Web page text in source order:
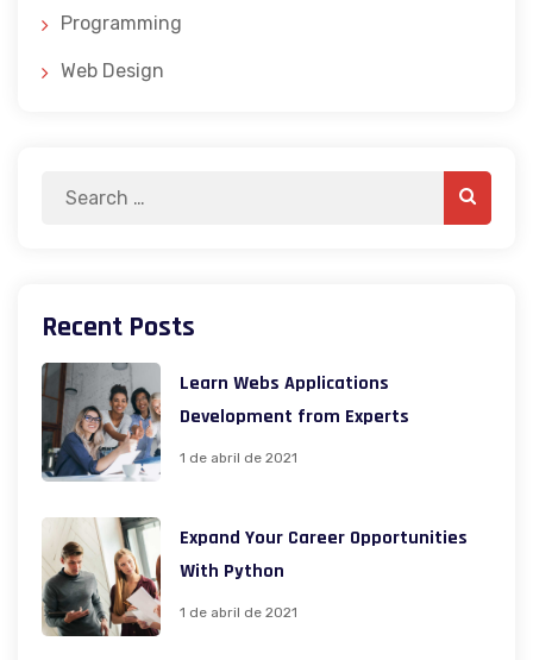
Programming
Web Design
Search
Search
Recent Posts
Learn Webs Applications
Development from Experts
1 de abril de 2021
Expand Your Career Opportunities
With Python
1 de abril de 2021